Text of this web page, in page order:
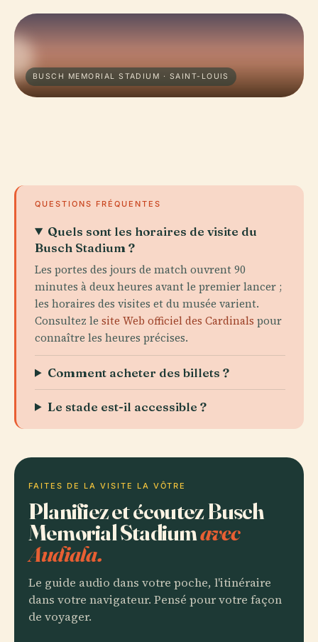
BUSCH MEMORIAL STADIUM · SAINT-LOUIS
QUESTIONS FRÉQUENTES
Quels sont les horaires de visite du
Busch Stadium ?
Les portes des jours de match ouvrent 90
minutes à deux heures avant le premier lancer ;
les horaires des visites et du musée varient.
Consultez le site Web officiel des Cardinals pour
connaître les heures précises.
Comment acheter des billets ?
Le stade est-il accessible ?
FAITES DE LA VISITE LA VÔTRE
Planifiez et écoutez Busch
Memorial Stadiumavec
Audiala.
Le guide audio dans votre poche, l'itinéraire
dans votre navigateur. Pensé pour votre façon
de voyager.